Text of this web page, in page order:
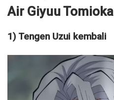
Air Giyuu Tomioka
1) Tengen Uzui kembali